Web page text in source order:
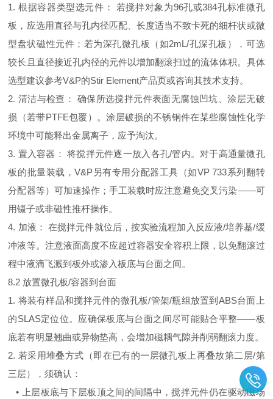
1. 根据容器类型选元件： 若搅拌对象为96孔或384孔标准微孔
板，应选用直径与孔内径匹配、长度适当不致卡死的细杆状或微
型盘状磁性元件；若为深孔微孔板（如2mL/孔深孔板），可选
较长且直径接近孔内径的元件以增加翻滚扫过的流体体积。具体
选型建议参考V&P的Stir Element产品页或咨询其技术支持。
2. 清洁与检查： 确保所选搅拌元件表面无腐蚀凹坑、涂层无破
损（若带PTFE包覆）。涂层破损的不锈钢件在某些腐蚀性化学
环境中可能释出金属离子，应予淘汰。
3. 置入容器： 将搅拌元件逐一放入各孔/管内。对于高通量微孔
板的批量装载，V&P另有专用分配器工具（如VP 733系列翻转
分配器等）可加速操作；手工装载时应注意避免交叉污染——可
用镊子或非磁性推杆操作。
4. 加液： 在搅拌元件就位后，按实验流程加入反应液/培养基/缓
冲液等。注意液面高度不应超过容器安全容积上限，以免翻滚过
程中液滴飞溅到板外或渗入板底与台面之间。
8.2 放置微孔板/容器到台面
1. 将装有样品和搅拌元件的微孔板/管架/瓶组放置到ABS台面上
的SLAS定位位。应确保板底与台面之间尽可能贴合平整——板
底若有明显翘曲或异物垫高，会增加磁耦气隙并削弱翻滚力度。
2. 若采用堆叠方式（即在已有的一层微孔板上再叠放第二层/第
三层），须确认：
• 上层板底与下层板顶之间的间隔中，搅拌元件仍在驱动磁场